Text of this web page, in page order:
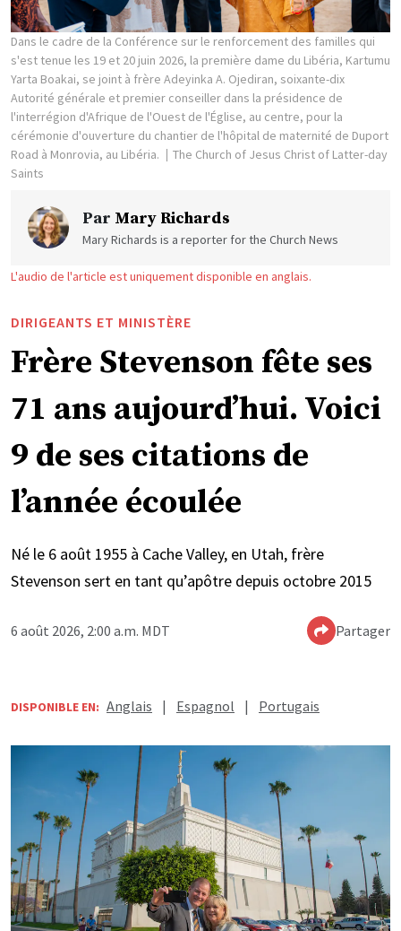
Dans le cadre de la Conférence sur le renforcement des familles qui
s'est tenue les 19 et 20 juin 2026, la première dame du Libéria, Kartumu
Yarta Boakai, se joint à frère Adeyinka A. Ojediran, soixante-dix
Autorité générale et premier conseiller dans la présidence de
l'interrégion d'Afrique de l'Ouest de l'Église, au centre, pour la
cérémonie d'ouverture du chantier de l'hôpital de maternité de Duport
Road à Monrovia, au Libéria.
The Church of Jesus Christ of Latter-day
Saints
Par Mary Richards
Mary Richards is a reporter for the Church News
L'audio de l'article est uniquement disponible en anglais.
DIRIGEANTS ET MINISTÈRE
Frère Stevenson fête ses
71 ans aujourd’hui. Voici
9 de ses citations de
l’année écoulée
Né le 6 août 1955 à Cache Valley, en Utah, frère
Stevenson sert en tant qu’apôtre depuis octobre 2015
6 août 2026, 2:00 a.m. MDT Partager
DISPONIBLE EN: Anglais | Espagnol | Portugais